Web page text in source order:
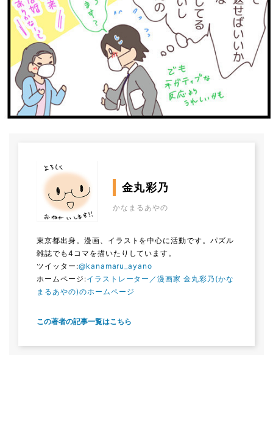
金丸彩乃
かなまるあやの
東京都出身。漫画、イラストを中心に活動です。パズル
雑誌でも4コマを描いたりしています。
ツイッター:@kanamaru_ayano
ホームページ:イラストレーター／漫画家 金丸彩乃(かな
まるあやの)のホームページ
この著者の記事一覧はこちら